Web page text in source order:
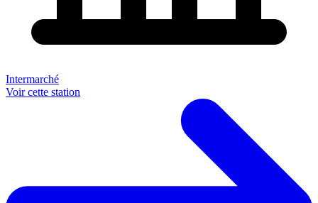
Intermarché
Voir cette station